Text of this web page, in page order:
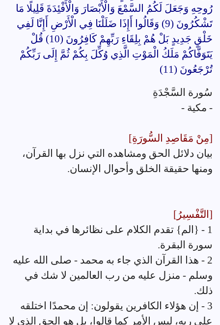
رُوحِهِ وَجَعَلَ لَكُمُ السَّمْعَ وَالْأَبْصَارَ وَالْأَفْئِدَةَ قَلِيلًا مَا
تَشْكُرُونَ (9) وَقَالُوا أَإِذَا ضَلَلْنَا فِي الْأَرْضِ أَإِنَّا لَفِي
خَلْقٍ جَدِيدٍ بَلْ هُمْ بِلِقَاءِ رَبِّهِمْ كَافِرُونَ (10) قُلْ
يَتَوَفَّاكُمْ مَلَكُ الْمَوْتِ الَّذِي وُكِّلَ بِكُمْ ثُمَّ إِلَى رَبِّكُمْ
تُرْجَعُونَ (11)
سُورة السَّجْدَةِ
- مكية -
[مِنْ مَقَاصِدِ السُّورَةِ]
بيان دلائل الحق ومشاهده التي نزل بها القرآن،
ومنها حقيقة الخلق وأحوال الإنسان.
[التَّفْسِيرُ]
1 - {الم} تقدم الكلام على نظائرها في بداية
سورة البقرة.
2 - هذا القرآن الذي جاء به محمد - صلى الله عليه
وسلم - منزل عليه من رب العالمين لا شك في
ذلك.
3 - إن هؤلاء الكافرين يقولون: إن محمدًا اختلقه
على ربه، ليس الأمر كما قالوا، بل هو الحق الذي لا